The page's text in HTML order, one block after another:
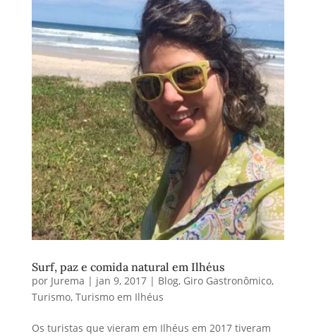
Surf, paz e comida natural em Ilhéus
por Jurema | jan 9, 2017| Blog, Giro Gastronômico,
Turismo, Turismo em Ilhéus
Os turistas que vieram em Ilhéus em 2017 tiveram